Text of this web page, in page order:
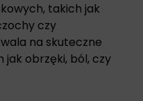
takich jak
czy
na skuteczne
jak obrzęki, ból, czy